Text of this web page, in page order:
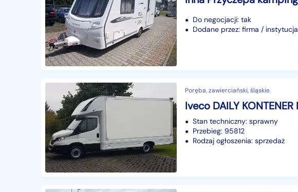
Do negocjacji: tak
Dodane przez: firma / instytucja
Poręba, zawierciański, śląskie
Stan techniczny: sprawny
Przebieg: 95812
Rodzaj ogłoszenia: sprzedaż